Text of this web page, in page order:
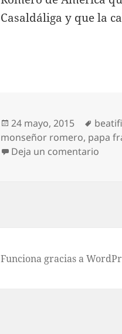
Casaldáliga y que la
Publicado
el
24 mayo, 2015
monseñor romero, papa
Deja un comentario
Funciona gracias a